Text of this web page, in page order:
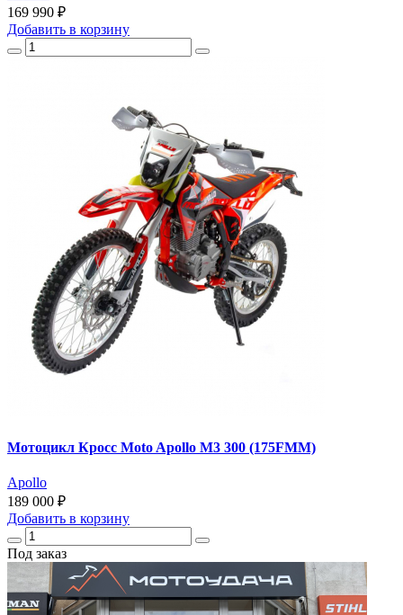
169 990 ₽
Добавить в корзину
Мотоцикл Кросс Moto Apollo M3 300 (175FMM)
Apollo
189 000 ₽
Добавить в корзину
Под заказ